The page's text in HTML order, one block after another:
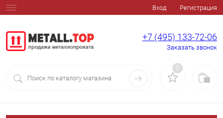
Вход Регистрация
+7 (495) 133-72-06
Заказать звонок
0